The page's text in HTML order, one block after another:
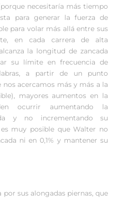
necesitaría más tiempo
para generar la fuerza de
para volar más allá entre sus
en cada carrera de alta
la longitud de zancada
su límite en frecuencia de
a partir de un punto
acercamos más y más a la
mayores aumentos en la
ocurrir aumentando la
y no incrementando su
muy posible que Walter no
ni en 0,1% y mantener su
por sus alongadas piernas, que